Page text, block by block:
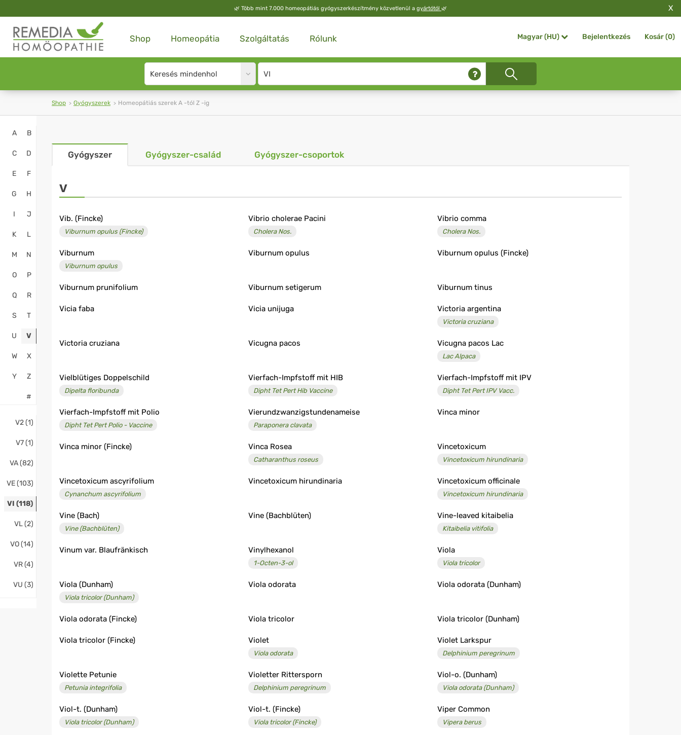
🌿 Több mint 7.000 homeopátiás gyógyszerkészítmény közvetlenül a gyártótól 🌿 X
Shop Homeopátia Szolgáltatás Rólunk Magyar (HU) Bejelentkezés Kosár (0)
Search
type
Site
search
Shop Gyógyszerek Homeopátiás szerek A -tól Z -ig
A B
C D
E F
G H
I J
K L
M N
O P
Q R
S T
U V
W X
Y Z
#
V2 (1)
V7 (1)
VA (82)
VE (103)
VI (118)
VL (2)
VO (14)
VR (4)
VU (3)
Remedia
Gyógyszer Gyógyszer-család Gyógyszer-csoportok
V
Vib. (Fincke)
Viburnum opulus (Fincke)
Vibrio cholerae Pacini
Cholera Nos.
Vibrio comma
Cholera Nos.
Viburnum
Viburnum opulus
Viburnum opulus Viburnum opulus (Fincke)
Viburnum prunifolium Viburnum setigerum Viburnum tinus
Vicia faba Vicia unijuga Victoria argentina
Victoria cruziana
Victoria cruziana Vicugna pacos Vicugna pacos Lac
Lac Alpaca
Vielblütiges Doppelschild
Dipelta floribunda
Vierfach-Impfstoff mit HIB
Dipht Tet Pert Hib Vaccine
Vierfach-Impfstoff mit IPV
Dipht Tet Pert IPV Vacc.
Vierfach-Impfstoff mit Polio
Dipht Tet Pert Polio - Vaccine
Vierundzwanzigstundenameise
Paraponera clavata
Vinca minor
Vinca minor (Fincke) Vinca Rosea
Catharanthus roseus
Vincetoxicum
Vincetoxicum hirundinaria
Vincetoxicum ascyrifolium
Cynanchum ascyrifolium
Vincetoxicum hirundinaria Vincetoxicum officinale
Vincetoxicum hirundinaria
Vine (Bach)
Vine (Bachblüten)
Vine (Bachblüten) Vine-leaved kitaibelia
Kitaibelia vitifolia
Vinum var. Blaufränkisch Vinylhexanol
1-Octen-3-ol
Viola
Viola tricolor
Viola (Dunham)
Viola tricolor (Dunham)
Viola odorata Viola odorata (Dunham)
Viola odorata (Fincke) Viola tricolor Viola tricolor (Dunham)
Viola tricolor (Fincke) Violet
Viola odorata
Violet Larkspur
Delphinium peregrinum
Violette Petunie
Petunia integrifolia
Violetter Rittersporn
Delphinium peregrinum
Viol-o. (Dunham)
Viola odorata (Dunham)
Viol-t. (Dunham)
Viola tricolor (Dunham)
Viol-t. (Fincke)
Viola tricolor (Fincke)
Viper Common
Vipera berus